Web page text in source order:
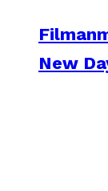
New